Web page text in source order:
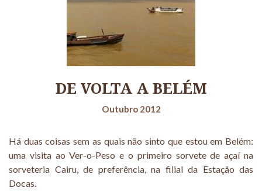
DE VOLTA A BELÉM
Outubro 2012
Há duas coisas sem as quais não sinto que estou em Belém:
uma visita ao Ver-o-Peso e o primeiro sorvete de açaí na
sorveteria Cairu, de preferência, na filial da Estação das
Docas.